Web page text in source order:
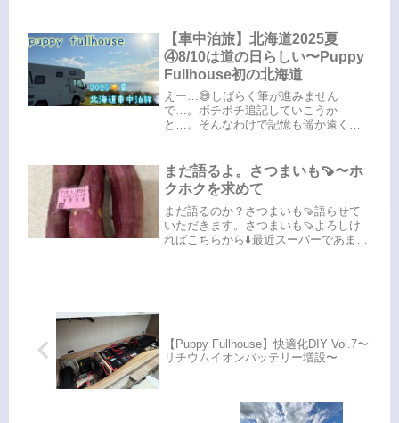
ら、毎日お酢生活を知らず知らずにし
ていたっぽい…おまけに夫のまさや
ん...
【車中泊旅】北海道2025夏
④8/10は道の日らしい〜Puppy
Fullhouse初の北海道
えー…😅しばらく筆が進みません
で…。ボチボチ追記していこうか
と…。そんなわけで記憶も遥か遠く
を…。こちらからの続きです
⬇️8/10（日）北海道4日目。この日はこ
んなルートで...
まだ語るよ。さつまいも🍠〜ホ
クホクを求めて
まだ語るのか？さつまいも🍠語らせて
いただきます。さつまいも🍠よろしけ
ればこちらから⬇️最近スーパーであまり
【Puppy Fullhouse】快適化DIY Vol.7〜
リチウムイオンバッテリー増設〜